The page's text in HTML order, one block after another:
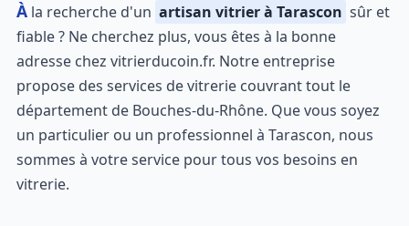
À la recherche d'un artisan vitrier à Tarascon sûr et
fiable ? Ne cherchez plus, vous êtes à la bonne
adresse chez vitrierducoin.fr. Notre entreprise
propose des services de vitrerie couvrant tout le
département de Bouches-du-Rhône. Que vous soyez
un particulier ou un professionnel à Tarascon, nous
sommes à votre service pour tous vos besoins en
vitrerie.